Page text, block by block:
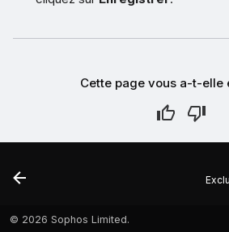
Cette page vous a-t-elle
© 2026 Sophos Limited.